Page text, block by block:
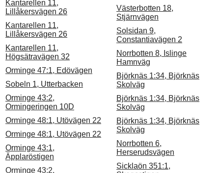
Kantarellen 11,
Lillåkersvägen 26
Kantarellen 11,
Lillåkersvägen 26
Kantarellen 11,
Högsätravägen 32
Orminge 47:1, Edövägen
Sobeln 1, Utterbacken
Orminge 43:2,
Ormingeringen 10D
Orminge 48:1, Utövägen 22
Orminge 48:1, Utövägen 22
Orminge 43:1,
Äpplaröstigen
Orminge 43:2,
Västerbotten 18,
Stjärnvägen
Solsidan 9,
Constantiavägen 2
Norrbotten 8, Islinge
Hamnväg
Björknäs 1:34, Björknäs
Skolväg
Björknäs 1:34, Björknäs
Skolväg
Björknäs 1:34, Björknäs
Skolväg
Norrbotten 6,
Herserudsvägen
Sicklaön 351:1,